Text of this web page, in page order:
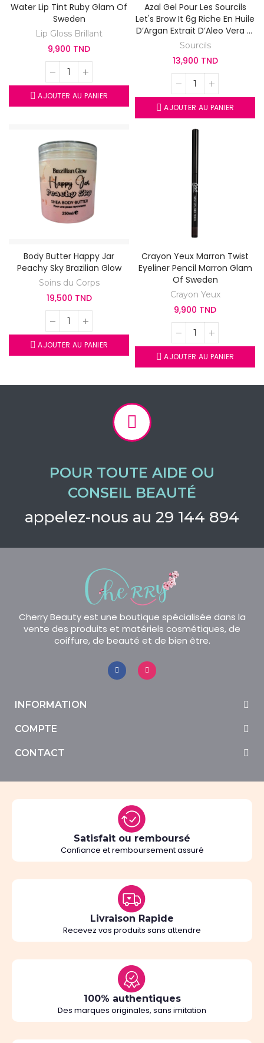
Water Lip Tint Ruby Glam Of
Sweden
Lip Gloss Brillant
9,900 TND
AJOUTER AU PANIER
Azal Gel Pour Les Sourcils
Let's Brow It 6g Riche En Huile
D’Argan Extrait D’Aleo Vera Et
Vitamine E
Sourcils
13,900 TND
AJOUTER AU PANIER
Body Butter Happy Jar
Peachy Sky Brazilian Glow
Soins du Corps
19,500 TND
AJOUTER AU PANIER
Crayon Yeux Marron Twist
Eyeliner Pencil Marron Glam
Of Sweden
Crayon Yeux
9,900 TND
AJOUTER AU PANIER
POUR TOUTE AIDE OU
CONSEIL BEAUTÉ
appelez-nous au 29 144 894
Cherry Beauty est une boutique spécialisée dans la
vente des produits et matériels cosmétiques, de
coiffure, de beauté et de bien être.
INFORMATION
COMPTE
CONTACT
Satisfait ou remboursé
Confiance et remboursement assuré
Livraison Rapide
Recevez vos produits sans attendre
100% authentiques
Des marques originales, sans imitation